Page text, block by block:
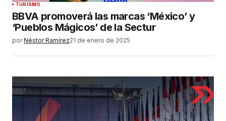
TURISMO
BBVA promoverá las marcas ‘México’ y
‘Pueblos Mágicos’ de la Sectur
por Néstor Ramírez21 de enero de 2025